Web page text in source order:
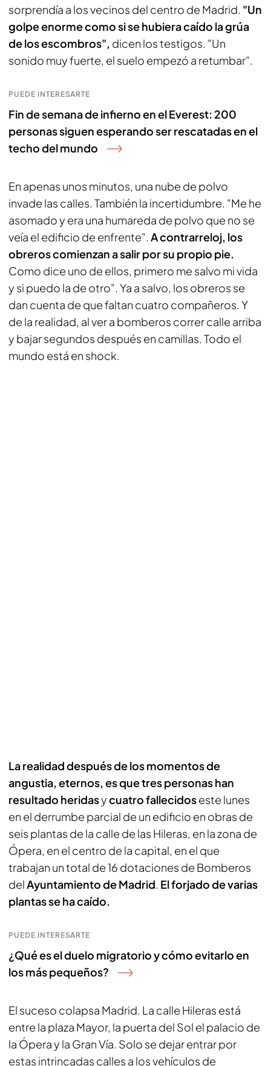
sorprendía a los vecinos del centro de Madrid. "Un
golpe enorme como si se hubiera caído la grúa
de los escombros", dicen los testigos. "Un
sonido muy fuerte, el suelo empezó a retumbar".
PUEDE INTERESARTE
Fin de semana de infierno en el Everest: 200
personas siguen esperando ser rescatadas en el
techo del mundo
En apenas unos minutos, una nube de polvo
invade las calles. También la incertidumbre. "Me he
asomado y era una humareda de polvo que no se
veía el edificio de enfrente". A contrarreloj, los
obreros comienzan a salir por su propio pie.
Como dice uno de ellos, primero me salvo mi vida
y si puedo la de otro". Ya a salvo, los obreros se
dan cuenta de que faltan cuatro compañeros. Y
de la realidad, al ver a bomberos correr calle arriba
y bajar segundos después en camillas. Todo el
mundo está en shock.
La realidad después de los momentos de
angustia, eternos, es que tres personas han
resultado heridasycuatro fallecidoseste lunes
en el derrumbe parcial de un edificio en obras de
seis plantas de la calle de las Hileras, en la zona de
Ópera, en el centro de la capital, en el que
trabajan un total de 16 dotaciones de Bomberos
delAyuntamiento de Madrid. El forjado de varias
plantas se ha caído.
PUEDE INTERESARTE
¿Qué es el duelo migratorio y cómo evitarlo en
los más pequeños?
El suceso colapsa Madrid. La calle Hileras está
entre la plaza Mayor, la puerta del Sol el palacio de
la Ópera y la Gran Vía. Solo se dejar entrar por
estas intrincadas calles a los vehículos de